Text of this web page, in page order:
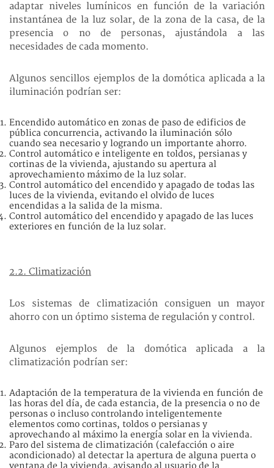
adaptar niveles lumínicos en función de la variación
instantánea de la luz solar, de la zona de la casa, de la
presencia o no de personas, ajustándola a las
necesidades de cada momento.
Algunos sencillos ejemplos de la domótica aplicada a la
iluminación podrían ser:
Encendido automático en zonas de paso de edificios de
pública concurrencia, activando la iluminación sólo
cuando sea necesario y logrando un importante ahorro.
Control automático e inteligente en toldos, persianas y
cortinas de la vivienda, ajustando su apertura al
aprovechamiento máximo de la luz solar.
Control automático del encendido y apagado de todas las
luces de la vivienda, evitando el olvido de luces
encendidas a la salida de la misma.
Control automático del encendido y apagado de las luces
exteriores en función de la luz solar.
2.2. Climatización
Los sistemas de climatización consiguen un mayor
ahorro con un óptimo sistema de regulación y control.
Algunos ejemplos de la domótica aplicada a la
climatización podrían ser:
Adaptación de la temperatura de la vivienda en función de
las horas del día, de cada estancia, de la presencia o no de
personas o incluso controlando inteligentemente
elementos como cortinas, toldos o persianas y
aprovechando al máximo la energía solar en la vivienda.
Paro del sistema de climatización (calefacción o aire
acondicionado) al detectar la apertura de alguna puerta o
ventana de la vivienda, avisando al usuario de la